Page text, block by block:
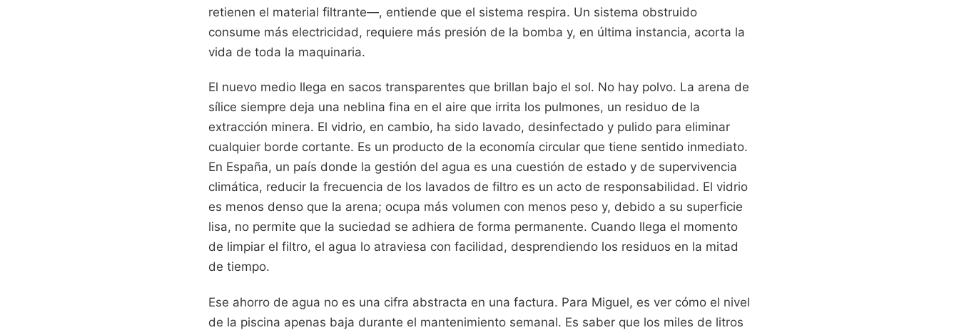
retienen el material filtrante—, entiende que el sistema respira. Un sistema obstruido
consume más electricidad, requiere más presión de la bomba y, en última instancia, acorta la
vida de toda la maquinaria.
El nuevo medio llega en sacos transparentes que brillan bajo el sol. No hay polvo. La arena de
sílice siempre deja una neblina fina en el aire que irrita los pulmones, un residuo de la
extracción minera. El vidrio, en cambio, ha sido lavado, desinfectado y pulido para eliminar
cualquier borde cortante. Es un producto de la economía circular que tiene sentido inmediato.
En España, un país donde la gestión del agua es una cuestión de estado y de supervivencia
climática, reducir la frecuencia de los lavados de filtro es un acto de responsabilidad. El vidrio
es menos denso que la arena; ocupa más volumen con menos peso y, debido a su superficie
lisa, no permite que la suciedad se adhiera de forma permanente. Cuando llega el momento
de limpiar el filtro, el agua lo atraviesa con facilidad, desprendiendo los residuos en la mitad
de tiempo.
Ese ahorro de agua no es una cifra abstracta en una factura. Para Miguel, es ver cómo el nivel
de la piscina apenas baja durante el mantenimiento semanal. Es saber que los miles de litros